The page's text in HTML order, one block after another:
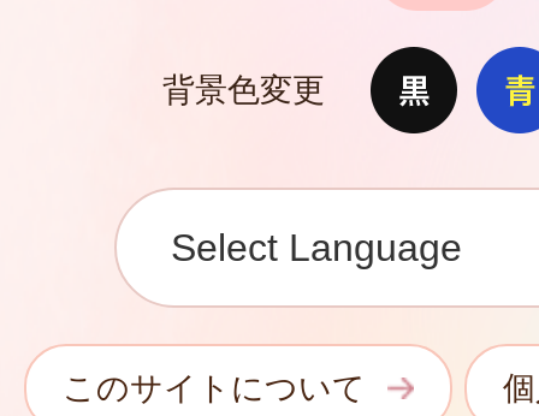
背景色変更
このサイトについて